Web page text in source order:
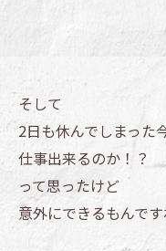
そして
2日も休んでしまった
仕事出来るのか！？
って思ったけど
意外にできるもんで